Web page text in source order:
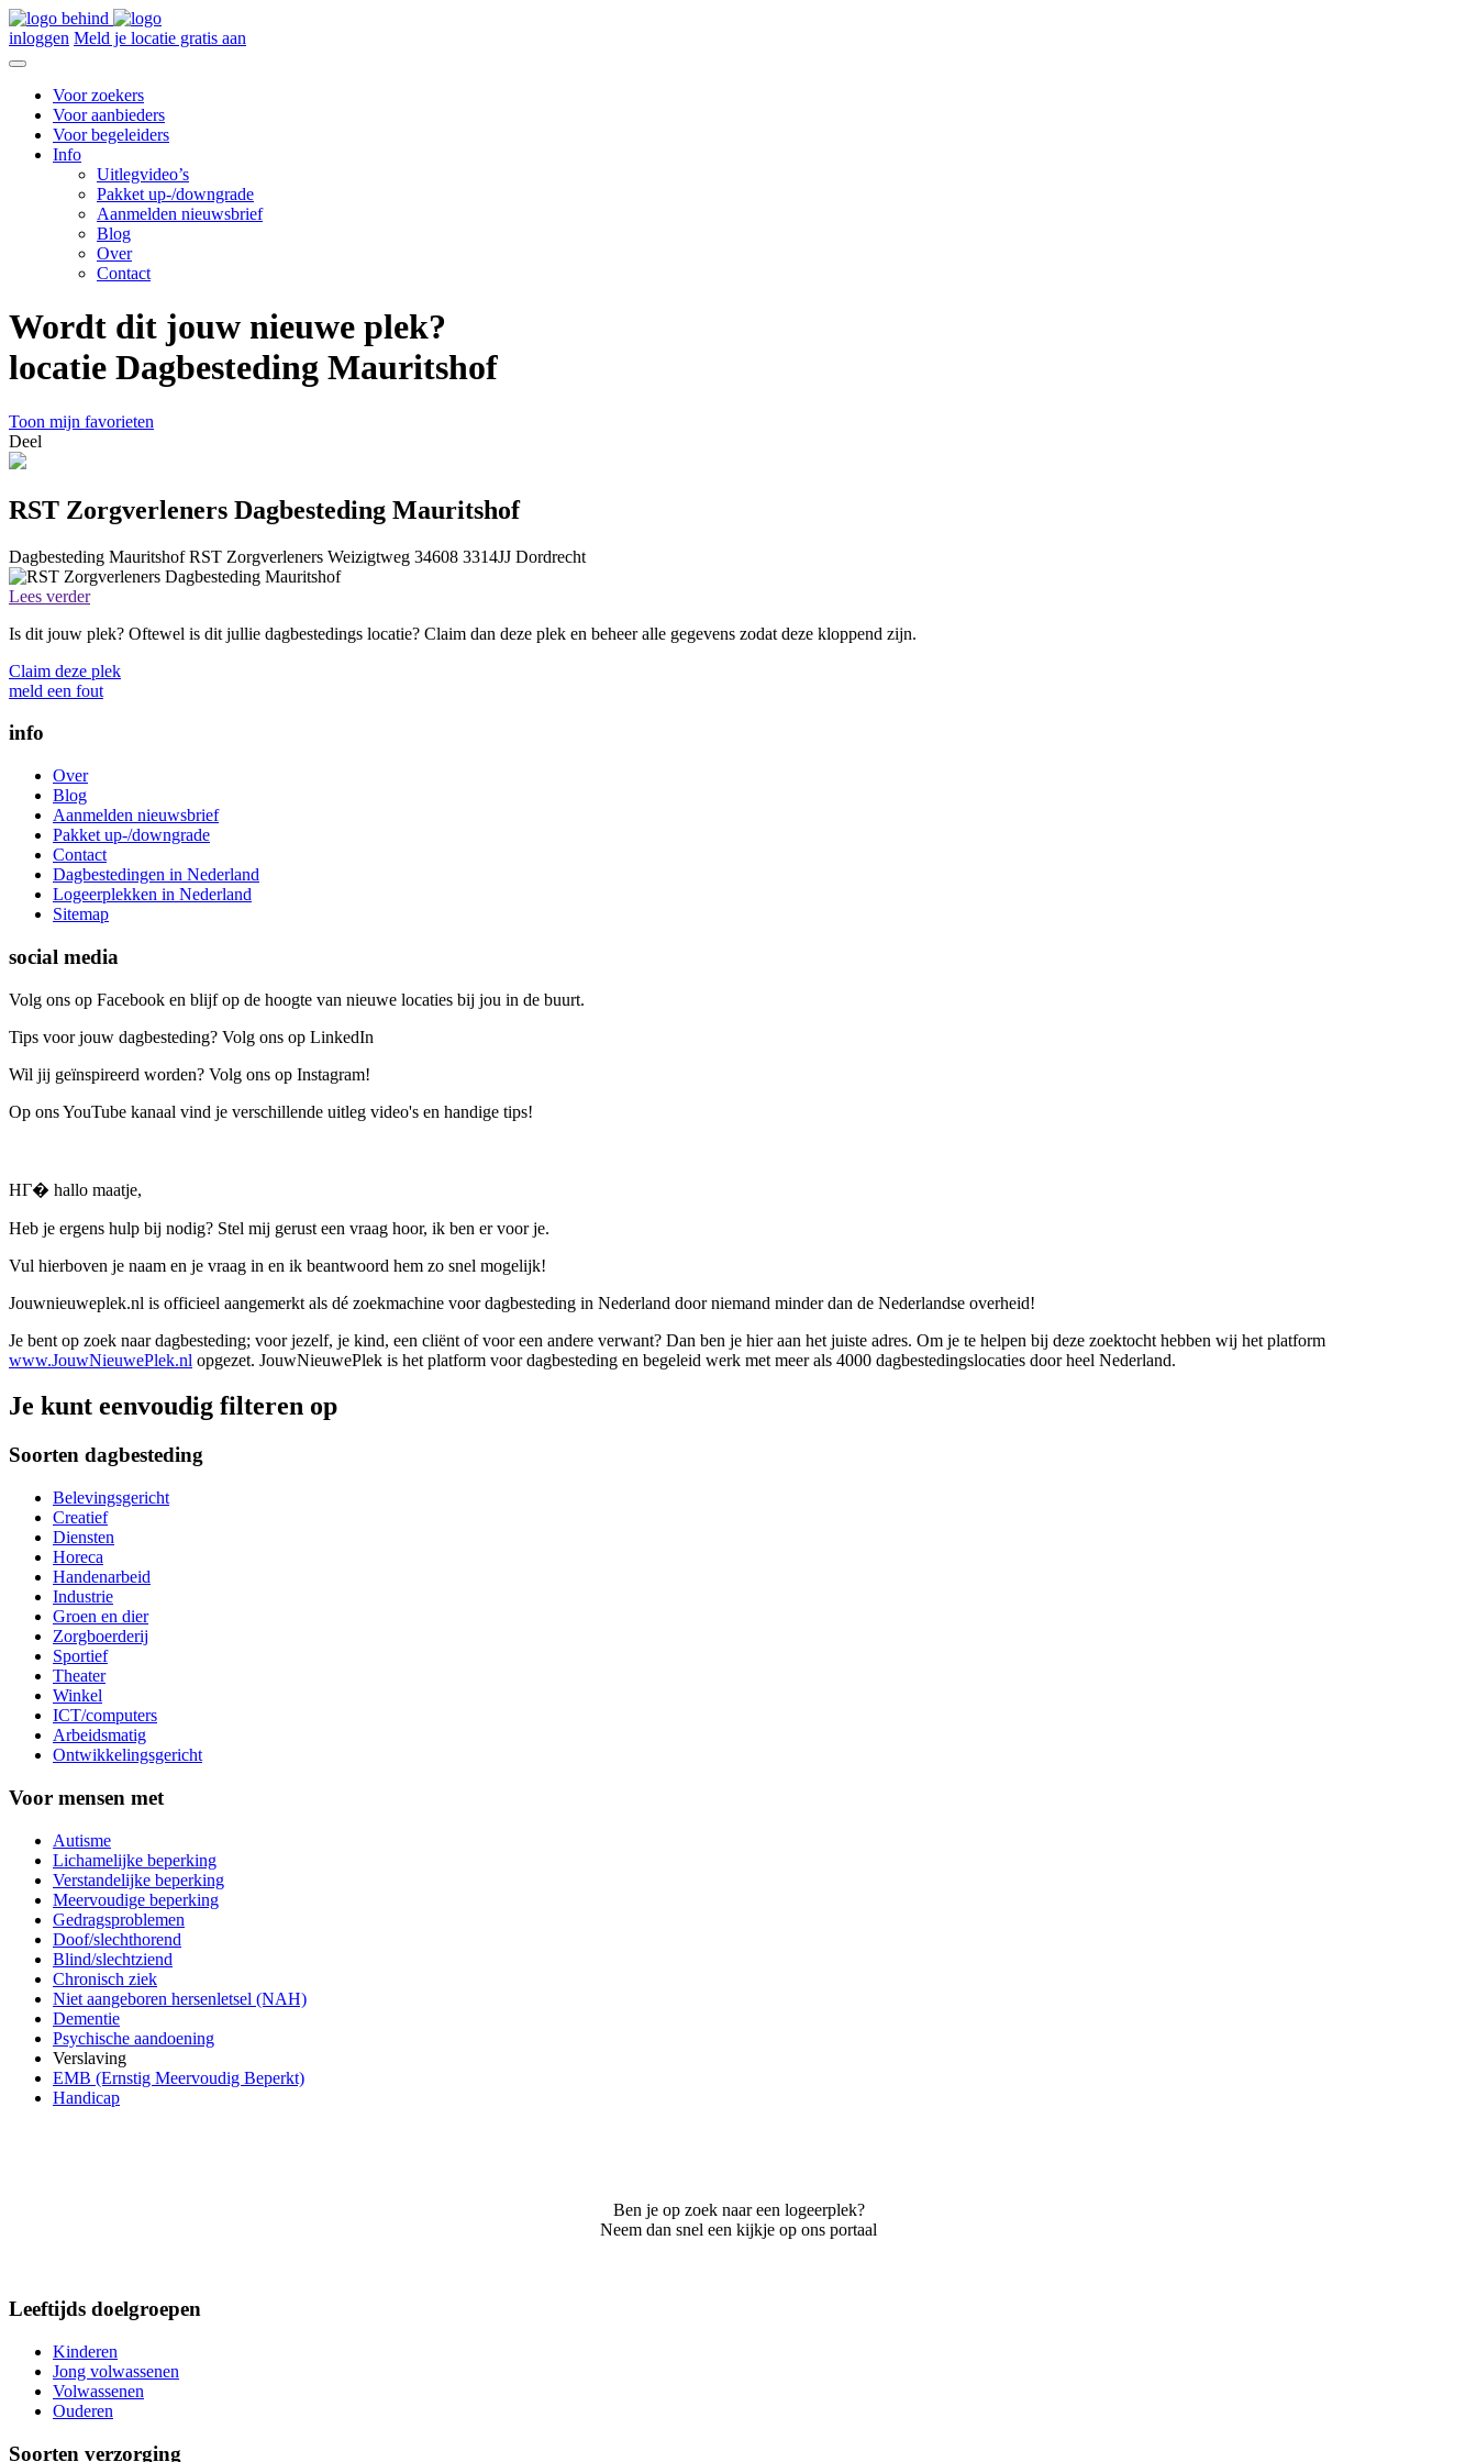
inloggen Meld je locatie gratis aan
Voor zoekers
Voor aanbieders
Voor begeleiders
Info
Uitlegvideo’s
Pakket up-/downgrade
Aanmelden nieuwsbrief
Blog
Over
Contact
Wordt dit jouw nieuwe plek?
locatie Dagbesteding Mauritshof
Toon mijn favorieten
Deel
RST Zorgverleners Dagbesteding Mauritshof
Dagbesteding Mauritshof RST Zorgverleners Weizigtweg 34608 3314JJ Dordrecht
Lees verder
Is dit jouw plek? Oftewel is dit jullie dagbestedings locatie? Claim dan deze plek en beheer alle gegevens zodat deze kloppend zijn.
Claim deze plek
meld een fout
info
Over
Blog
Aanmelden nieuwsbrief
Pakket up-/downgrade
Contact
Dagbestedingen in Nederland
Logeerplekken in Nederland
Sitemap
social media
Volg ons op Facebook en blijf op de hoogte van nieuwe locaties bij jou in de buurt.
Tips voor jouw dagbesteding? Volg ons op LinkedIn
Wil jij geïnspireerd worden? Volg ons op Instagram!
Op ons YouTube kanaal vind je verschillende uitleg video's en handige tips!
HГ� hallo maatje,
Heb je ergens hulp bij nodig? Stel mij gerust een vraag hoor, ik ben er voor je.
Vul hierboven je naam en je vraag in en ik beantwoord hem zo snel mogelijk!
Jouwnieuweplek.nl is officieel aangemerkt als dé zoekmachine voor dagbesteding in Nederland door niemand minder dan de Nederlandse overheid!
Je bent op zoek naar dagbesteding; voor jezelf, je kind, een cliënt of voor een andere verwant? Dan ben je hier aan het juiste adres. Om je te helpen bij deze zoektocht hebben wij het platform
www.JouwNieuwePlek.nl opgezet. JouwNieuwePlek is het platform voor dagbesteding en begeleid werk met meer als 4000 dagbestedingslocaties door heel Nederland.
Je kunt eenvoudig filteren op
Soorten dagbesteding
Belevingsgericht
Creatief
Diensten
Horeca
Handenarbeid
Industrie
Groen en dier
Zorgboerderij
Sportief
Theater
Winkel
ICT/computers
Arbeidsmatig
Ontwikkelingsgericht
Voor mensen met
Autisme
Lichamelijke beperking
Verstandelijke beperking
Meervoudige beperking
Gedragsproblemen
Doof/slechthorend
Blind/slechtziend
Chronisch ziek
Niet aangeboren hersenletsel (NAH)
Dementie
Psychische aandoening
Verslaving
EMB (Ernstig Meervoudig Beperkt)
Handicap
Ben je op zoek naar een logeerplek?
Neem dan snel een kijkje op ons portaal
Leeftijds doelgroepen
Kinderen
Jong volwassenen
Volwassenen
Ouderen
Soorten verzorging